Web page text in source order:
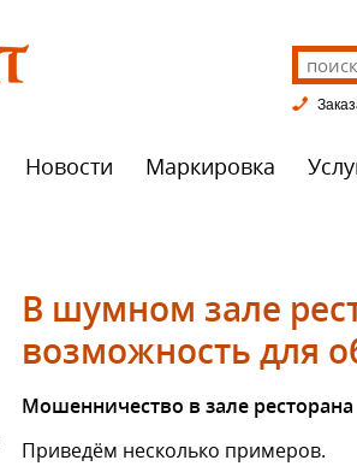
Новости Маркировка
В шумном зале
возможность для
Мошенничество в зале ресторана
Приведём несколько примеров.